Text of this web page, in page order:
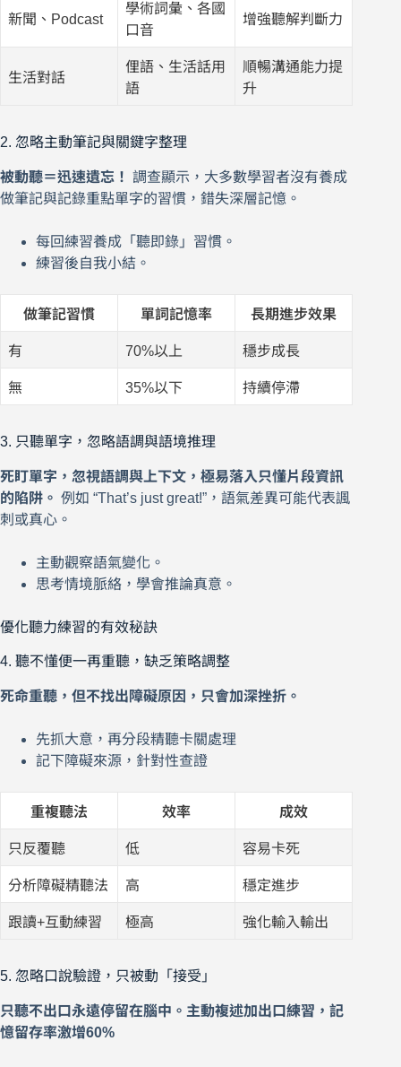
新聞、Podcast
學術詞彙、各國
口音
增強聽解判斷力
生活對話
俚語、生活話用
語
順暢溝通能力提
升
2. 忽略主動筆記與關鍵字整理
被動聽＝迅速遺忘！ 調查顯示，大多數學習者沒有養成
做筆記與記錄重點單字的習慣，錯失深層記憶。
每回練習養成「聽即錄」習慣。
練習後自我小結。
做筆記習慣 單詞記憶率 長期進步效果
有 70%以上 穩步成長
無 35%以下 持續停滯
3. 只聽單字，忽略語調與語境推理
死盯單字，忽視語調與上下文，極易落入只懂片段資訊
的陷阱。 例如 “That’s just great!”，語氣差異可能代表諷
刺或真心。
主動觀察語氣變化。
思考情境脈絡，學會推論真意。
優化聽力練習的有效秘訣
4. 聽不懂便一再重聽，缺乏策略調整
死命重聽，但不找出障礙原因，只會加深挫折。
先抓大意，再分段精聽卡關處理
記下障礙來源，針對性查證
重複聽法 效率 成效
只反覆聽 低 容易卡死
分析障礙精聽法 高 穩定進步
跟讀+互動練習 極高 強化輸入輸出
5. 忽略口說驗證，只被動「接受」
只聽不出口永遠停留在腦中。主動複述加出口練習，記
憶留存率激增60%